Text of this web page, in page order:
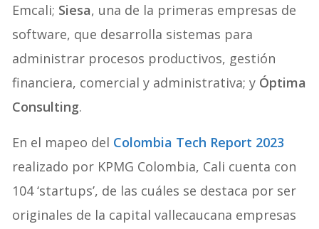
Emcali; Siesa, una de la primeras empresas de
software, que desarrolla sistemas para
administrar procesos productivos, gestión
financiera, comercial y administrativa; y Óptima
Consulting.
En el mapeo del Colombia Tech Report 2023
realizado por KPMG Colombia, Cali cuenta con
104 ‘startups’, de las cuáles se destaca por ser
originales de la capital vallecaucana empresas